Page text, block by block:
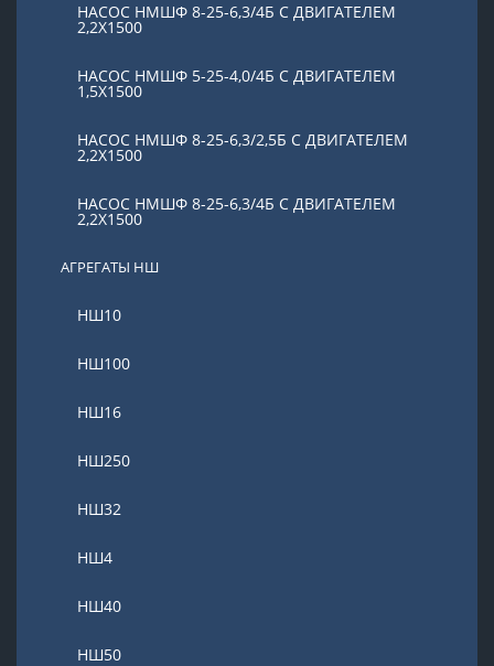
НАСОС НМШФ 8-25-6,3/4Б С ДВИГАТЕЛЕМ
2,2Х1500
НАСОС НМШФ 5-25-4,0/4Б С ДВИГАТЕЛЕМ
1,5Х1500
НАСОС НМШФ 8-25-6,3/2,5Б С ДВИГАТЕЛЕМ
2,2Х1500
НАСОС НМШФ 8-25-6,3/4Б С ДВИГАТЕЛЕМ
2,2Х1500
АГРЕГАТЫ НШ
НШ10
НШ100
НШ16
НШ250
НШ32
НШ4
НШ40
НШ50